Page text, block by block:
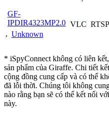
GF-
IPDIR4323MP2.0
, Unknown
VLC RTSP
* iSpyConnect không có liên
sản phẩm của Giraffe. Chi tiết
cộng đồng cung cấp và có thể
đã lỗi thời. Chúng tôi không
nào rằng bạn sẽ có thể kết nối
này.